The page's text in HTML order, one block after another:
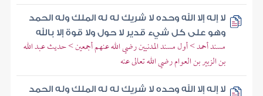
لا إله إلا الله وحده لا شريك له له الملك وله الحمد
وهو على كل شيء قدير لا حول ولا قوة إلا بالله
مسند أحمد > أول مسند المدنيين رضي الله عنهم أجمعين > حديث عبد الله
بن الزبير بن العوام رضي الله تعالى عنه
لا إله إلا الله وحده لا شريك له له الملك وله الحمد